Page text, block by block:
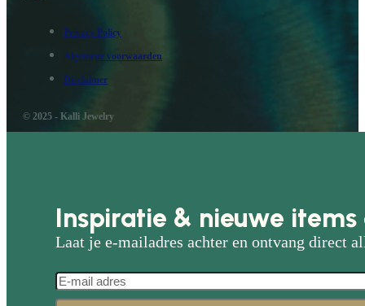
Privacy Policy
Algemene voorwaarden
Disclaimer
© 2025 - Kalli Jewelry
Inspiratie & nieuwe
Laat je e-mailadres achter en ontvang direct